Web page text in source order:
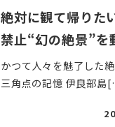
絶対に観て帰りた
禁止“幻の絶景”を
かつて人々を魅了した
三角点の記憶 伊良部
投